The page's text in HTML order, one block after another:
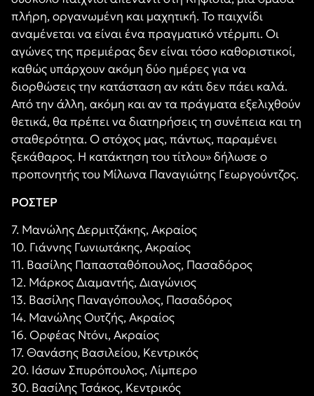
πλήρη, οργανωμένη και μαχητική. Το παιχνίδι
αναμένεται να είναι ένα πραγματικό ντέρμπι. Οι
αγώνες της πρεμιέρας δεν είναι τόσο καθοριστικοί,
καθώς υπάρχουν ακόμη δύο ημέρες για να
διορθώσεις την κατάσταση αν κάτι δεν πάει καλά.
Από την άλλη, ακόμη και αν τα πράγματα εξελιχθούν
θετικά, θα πρέπει να διατηρήσεις τη συνέπεια και τη
σταθερότητα. Ο στόχος μας, πάντως, παραμένει
ξεκάθαρος. Η κατάκτηση του τίτλου» δήλωσε ο
προπονητής του Μίλωνα Παναγιώτης Γεωργούντζος.
ΡΟΣΤΕΡ
7. Μανώλης Δερμιτζάκης, Ακραίος
10. Γιάννης Γωνιωτάκης, Ακραίος
11. Βασίλης Παπασταθόπουλος, Πασαδόρος
12. Μάρκος Διαμαντής, Διαγώνιος
13. Βασίλης Παναγόπουλος, Πασαδόρος
14. Μανώλης Ουτζής, Ακραίος
16. Ορφέας Ντόνι, Ακραίος
17. Θανάσης Βασιλείου, Κεντρικός
20. Ιάσων Σπυρόπουλος, Λίμπερο
30. Βασίλης Τσάκος, Κεντρικός